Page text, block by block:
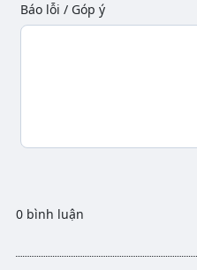
Báo lỗi / Góp ý
0 bình luận